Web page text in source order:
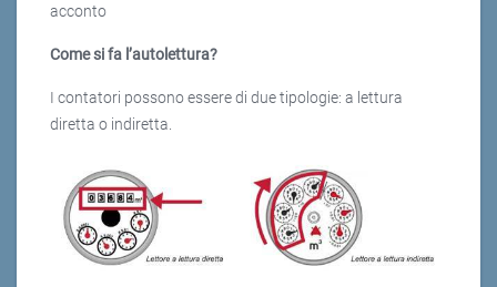
acconto
Come si fa l’autolettura?
I contatori possono essere di due tipologie: a lettura
diretta o indiretta.